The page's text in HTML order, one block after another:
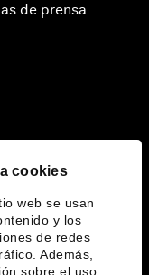
cookies
web se usan
y los
de redes
Además,
sobre el uso
de prensa